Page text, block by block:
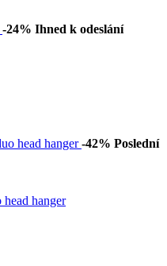
-24% Ihned k odeslání
-42% Poslední
hanger